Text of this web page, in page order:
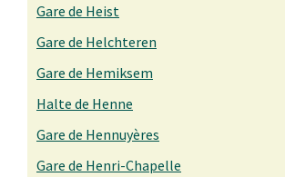
Gare de Heist
Gare de Helchteren
Gare de Hemiksem
Halte de Henne
Gare de Hennuyères
Gare de Henri-Chapelle